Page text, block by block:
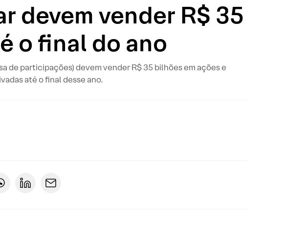
devem vender R$ 35
o final do ano
de participações) devem vender R$ 35 bilhões em ações e
até o final desse ano.